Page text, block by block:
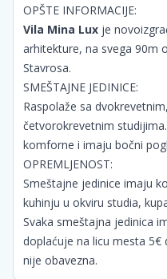
OPŠTE INFORMACIJE:
Vila Mina Lux je
arhitekture, na svega 90m
Stavrosa.
SMEŠTAJNE JEDINICE:
Raspolaže sa
četvorokrevetnim
komforne i imaju bočni
OPREMLJENOST:
Smeštajne jedinice imaju
kuhinju u okviru studia,
Svaka smeštajna jedinica
doplaćuje na licu mesta 5€
nije obavezna.